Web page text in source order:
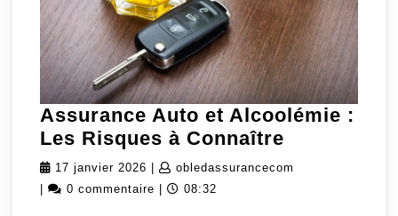
Assurance Auto et Alcoolémie :
Les Risques à Connaître
Auto
17 janvier 2026 17
janvier
obledassurancecom
0 commentaire 08:32